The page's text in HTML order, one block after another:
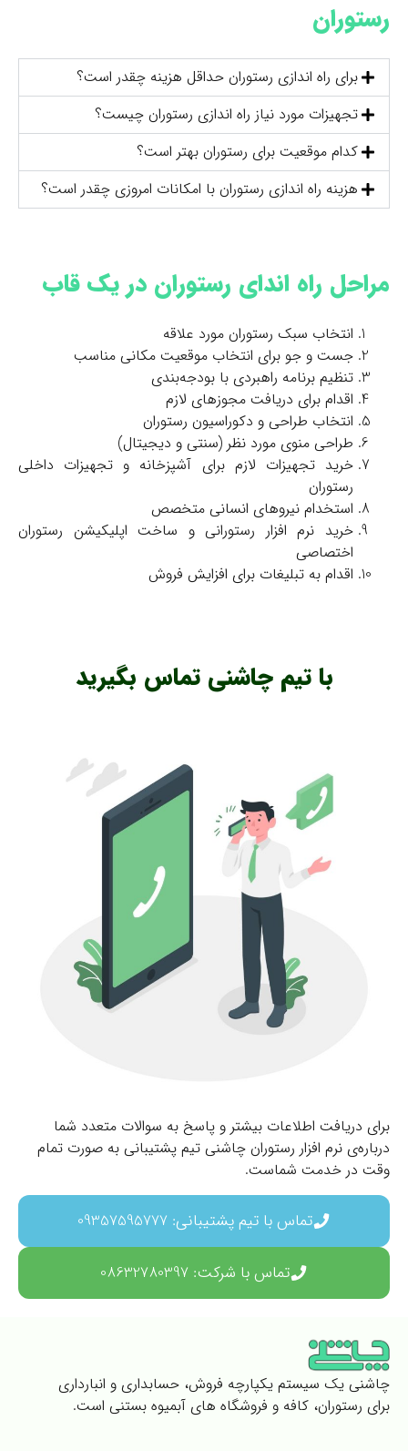
رستوران
برای راه اندازی رستوران حداقل هزینه چقدر است؟
تجهیزات مورد نیاز راه اندازی رستوران چیست؟
کدام موقعیت برای رستوران بهتر است؟
هزینه راه اندازی رستوران با امکانات امروزی چقدر است؟
مراحل راه اندای رستوران در یک قاب
انتخاب سبک رستوران مورد علاقه
جست و جو برای انتخاب موقعیت مکانی مناسب
تنظیم برنامه راهبردی با بودجه‌بندی
اقدام برای دریافت مجوزهای لازم
انتخاب طراحی و دکوراسیون رستوران
طراحی منوی مورد نظر (سنتی و دیجیتال)
خرید تجهیزات لازم برای آشپزخانه و تجهیزات داخلی
رستوران
استخدام نیروهای انسانی متخصص
خرید نرم افزار رستورانی و ساخت اپلیکیشن رستوران
اختصاصی
اقدام به تبلیغات برای افزایش فروش
با تیم چاشنی تماس بگیرید
برای دریافت اطلاعات بیشتر و پاسخ به سوالات متعدد شما
درباره‌ی نرم افزار رستوران چاشنی تیم پشتیبانی به صورت تمام
وقت در خدمت شماست.
تماس با تیم پشتیبانی: 09357595777
تماس با شرکت: 08632780397
چاشنی یک سیستم یکپارچه فروش، حسابداری و انبارداری
برای رستوران، کافه و فروشگاه های آبمیوه بستنی است.